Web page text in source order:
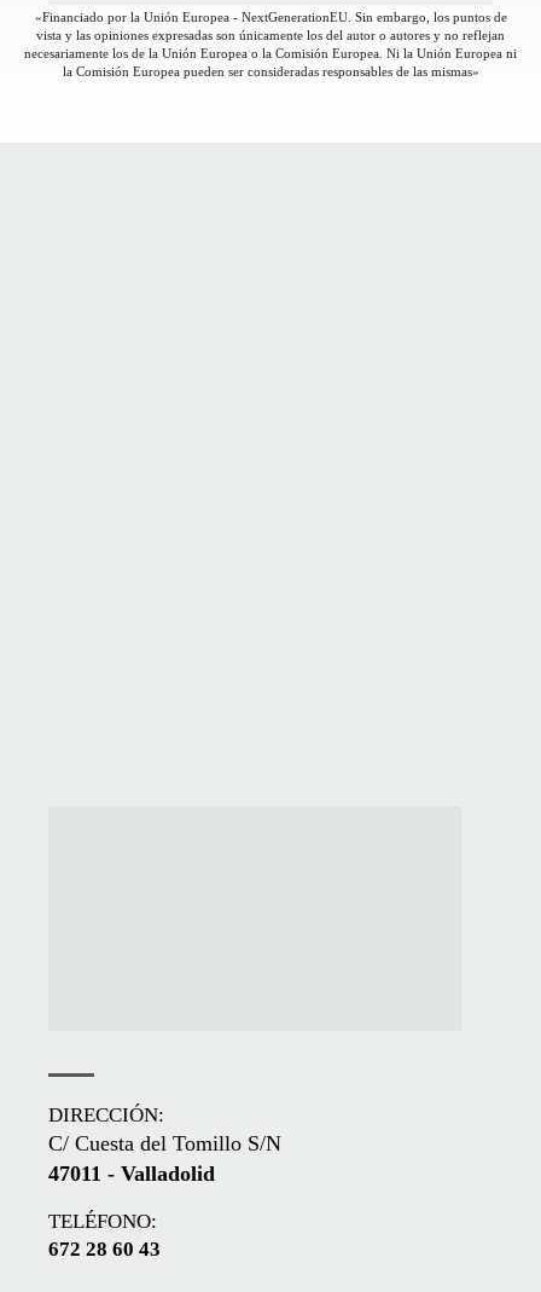
«Financiado por la Unión Europea - NextGenerationEU. Sin embargo, los puntos de
vista y las opiniones expresadas son únicamente los del autor o autores y no reflejan
necesariamente los de la Unión Europea o la Comisión Europea. Ni la Unión Europea ni
la Comisión Europea pueden ser consideradas responsables de las mismas»
DIRECCIÓN:
C/ Cuesta del Tomillo S/N
47011 - Valladolid
TELÉFONO:
672 28 60 43